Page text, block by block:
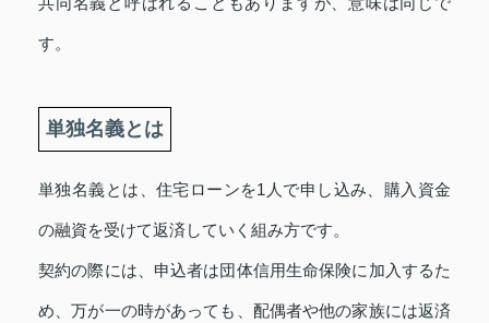
す。
単独名義とは
単独名義とは、住宅ローンを1人で申し込み、購入資金
の融資を受けて返済していく組み方です。
契約の際には、申込者は団体信用生命保険に加入するた
め、万が一の時があっても、配偶者や他の家族には返済